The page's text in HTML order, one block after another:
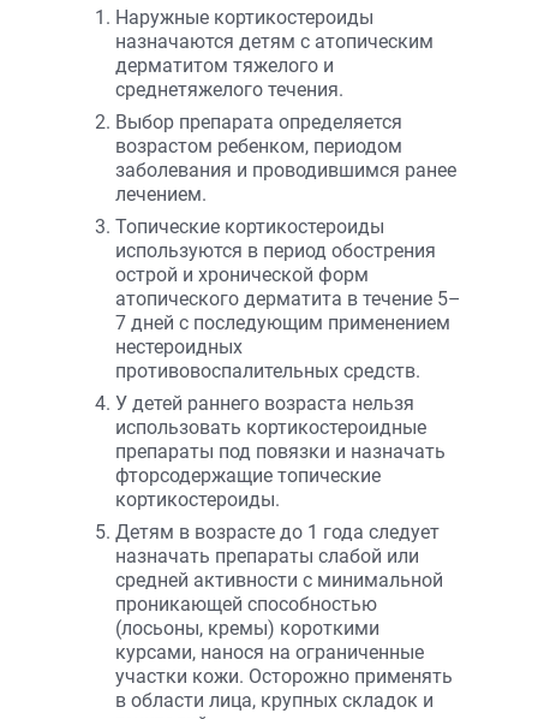
Наружные кортикостероиды
назначаются детям с атопическим
дерматитом тяжелого и
среднетяжелого течения.
Выбор препарата определяется
возрастом ребенком, периодом
заболевания и проводившимся ранее
лечением.
Топические кортикостероиды
используются в период обострения
острой и хронической форм
атопического дерматита в течение 5–
7 дней с последующим применением
нестероидных
противовоспалительных средств.
У детей раннего возраста нельзя
использовать кортикостероидные
препараты под повязки и назначать
фторсодержащие топические
кортикостероиды.
Детям в возрасте до 1 года следует
назначать препараты слабой или
средней активности с минимальной
проникающей способностью
(лосьоны, кремы) короткими
курсами, нанося на ограниченные
участки кожи. Осторожно применять
в области лица, крупных складок и